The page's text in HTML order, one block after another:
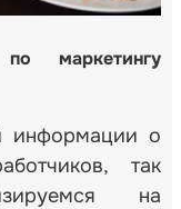
маркетингу
информации о
так
на